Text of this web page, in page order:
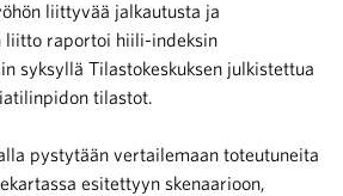
liittyvää jalkautusta ja
liitto raportoi hiili-indeksin
syksyllä Tilastokeskuksen julkistettua
tilastot.
pystytään vertailemaan toteutuneita
esitettyyn skenaarioon,